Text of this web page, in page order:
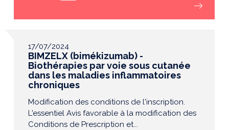
17/07/2024
BIMZELX (bimékizumab) -
Biothérapies par voie sous cutanée
dans les maladies inflammatoires
chroniques
Modification des conditions de l'inscription.
L'essentiel Avis favorable à la modification des
Conditions de Prescription et...